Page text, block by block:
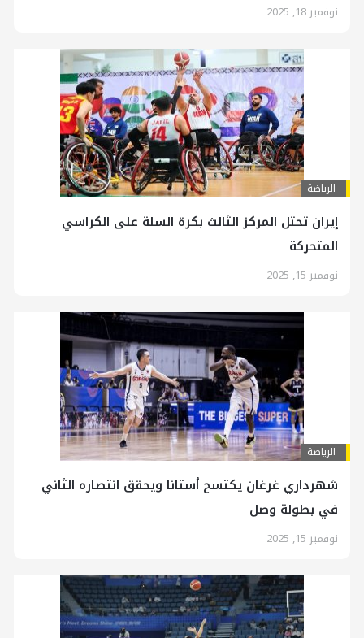
نوفمبر 18, 2025
الرياضة
إيران تحتل المركز الثالث بكرة السلة على الكراسي
المتحركة
نوفمبر 15, 2025
الرياضة
شهرداري غرغان يكتسح أستانا ويحقق انتصاره الثاني
في بطولة وصل
نوفمبر 15, 2025